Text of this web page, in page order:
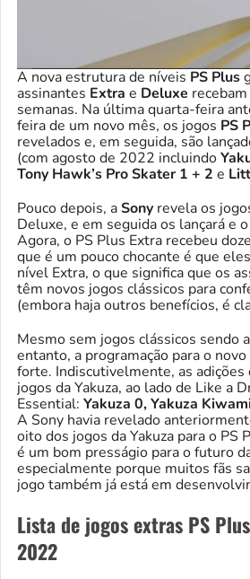
A nova estrutura de níveis PS Plus
assinantes Extra e Deluxe
semanas. Na última quarta-feira
feira de um novo mês, os jogos PS
revelados e, em seguida, são
(com agosto de 2022 incluindo
Tony Hawk’s Pro Skater 1 + 2 e
Pouco depois, aSony revela os
Deluxe, e em seguida os lançará e
Agora, o PS Plus Extra recebeu
que é um pouco chocante é que
nível Extra, o que significa que os
têm novos jogos clássicos para
(embora haja outros benefícios, é
Mesmo sem jogos clássicos sendo
entanto, a programação para o
forte. Indiscutivelmente, as
jogos da Yakuza, ao lado de Like a
Essential: Yakuza 0, Yakuza
A Sony havia revelado
oito dos jogos da Yakuza para o PS
é um bom presságio para o futuro
especialmente porque muitos fãs
jogo também já está em
Lista de jogos extras PS
2022